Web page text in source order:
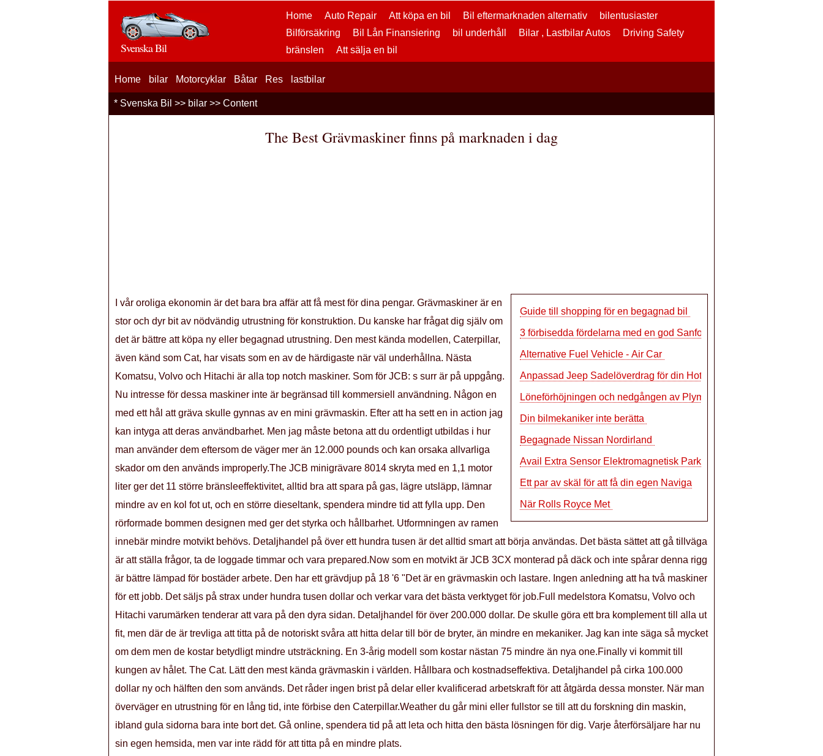
Home Auto Repair Att köpa en bil Bil eftermarknaden alternativ
bilentusiaster
Bilförsäkring
Bil Lån Finansiering bil underhåll Bilar , Lastbilar Autos
Driving Safety
bränslen
Att sälja en bil
Svenska Bil
Home bilar Motorcyklar Båtar Res lastbilar
* Svenska Bil >> bilar >> Content
The Best Grävmaskiner finns på marknaden i dag
Guide till shopping för en begagnad bil
3 förbisedda fördelarna med en god Sanford
Alternative Fuel Vehicle - Air Car
Anpassad Jeep Sadelöverdrag för din Hot Mac
Löneförhöjningen och nedgången av Plymout
Din bilmekaniker inte berätta
Begagnade Nissan Nordirland
Avail Extra Sensor Elektromagnetisk Parking F
Ett par av skäl för att få din egen Naviga
När Rolls Royce Met
I vår oroliga ekonomin är det bara bra affär att få mest för dina pengar. Grävmaskiner är en
stor och dyr bit av nödvändig utrustning för konstruktion. Du kanske har frågat dig själv om
det är bättre att köpa ny eller begagnad utrustning. Den mest kända modellen, Caterpillar,
även känd som Cat, har visats som en av de härdigaste när väl underhållna. Nästa
Komatsu, Volvo och Hitachi är alla top notch maskiner. Som för JCB: s surr är på uppgång.
Nu intresse för dessa maskiner inte är begränsad till kommersiell användning. Någon en
med ett hål att gräva skulle gynnas av en mini grävmaskin. Efter att ha sett en in action jag
kan intyga att deras användbarhet. Men jag måste betona att du ordentligt utbildas i hur
man använder dem eftersom de väger mer än 12.000 pounds och kan orsaka allvarliga
skador om den används improperly.The JCB minigrävare 8014 skryta med en 1,1 motor
liter ger det 11 större bränsleeffektivitet, alltid bra att spara på gas, lägre utsläpp, lämnar
mindre av en kol fot ut, och en större dieseltank, spendera mindre tid att fylla upp. Den
rörformade bommen designen med ger det styrka och hållbarhet. Utformningen av ramen
innebär mindre motvikt behövs. Detaljhandel på över ett hundra tusen är det alltid smart att börja användas. Det bästa sättet att gå tillväga
är att ställa frågor, ta de loggade timmar och vara prepared.Now som en motvikt är JCB 3CX monterad på däck och inte spårar denna rigg
är bättre lämpad för bostäder arbete. Den har ett grävdjup på 18 '6 "Det är en grävmaskin och lastare. Ingen anledning att ha två maskiner
för ett jobb. Det säljs på strax under hundra tusen dollar och verkar vara det bästa verktyget för job.Full medelstora Komatsu, Volvo och
Hitachi varumärken tenderar att vara på den dyra sidan. Detaljhandel för över 200.000 dollar. De skulle göra ett bra komplement till alla ut
fit, men där de är trevliga att titta på de notoriskt svåra att hitta delar till bör de bryter, än mindre en mekaniker. Jag kan inte säga så mycket
om dem men de kostar betydligt mindre utsträckning. En 3-årig modell som kostar nästan 75 mindre än nya one.Finally vi kommit till
kungen av hålet. The Cat. Lätt den mest kända grävmaskin i världen. Hållbara och kostnadseffektiva. Detaljhandel på cirka 100.000
dollar ny och hälften den som används. Det råder ingen brist på delar eller kvalificerad arbetskraft för att åtgärda dessa monster. När man
överväger en utrustning för en lång tid, inte förbise den Caterpillar.Weather du går mini eller fullstor se till att du forskning din maskin,
ibland gula sidorna bara inte bort det. Gå online, spendera tid på att leta och hitta den bästa lösningen för dig. Varje återförsäljare har nu
sin egen hemsida, men var inte rädd för att titta på en mindre plats.